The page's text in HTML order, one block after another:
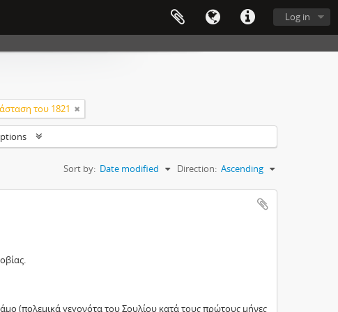
Log in
του 1821
Sort by: Date modified Direction: Ascending
(πολεμικά γεγονότα του Σουλίου κατά τους πρώτους μήνες